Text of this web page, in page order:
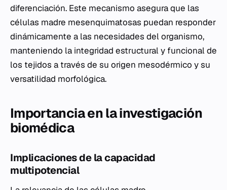
diferenciación. Este mecanismo asegura que las
células madre mesenquimatosas puedan responder
dinámicamente a las necesidades del organismo,
manteniendo la integridad estructural y funcional de
los tejidos a través de su origen mesodérmico y su
versatilidad morfológica.
Importancia en la investigación
biomédica
Implicaciones de la capacidad
multipotencial